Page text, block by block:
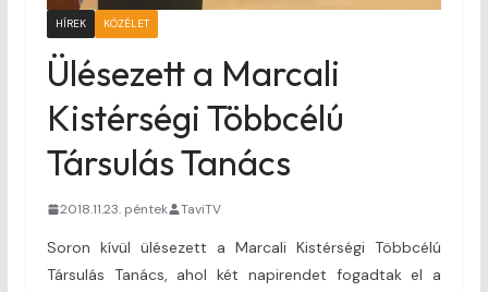
HÍREK KÖZÉLET
Ülésezett a Marcali
Kistérségi Többcélú
Társulás Tanács
2018.11.23. péntek TaviTV
Soron kívül ülésezett a Marcali Kistérségi Többcélú
Társulás Tanács, ahol két napirendet fogadtak el a